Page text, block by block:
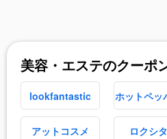
美容・エステのクーポ
lookfantastic
ホットペッ
アットコスメ ロクシ